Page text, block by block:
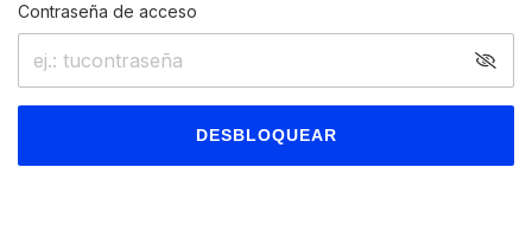
Contraseña de acceso
DESBLOQUEAR